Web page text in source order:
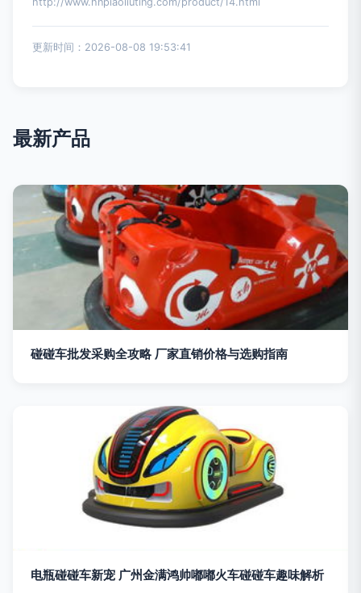
更新时间：2026-08-08 19:53:41
最新产品
碰碰车批发采购全攻略 厂家直销价格与选购指南
电瓶碰碰车新宠 广州金满鸿帅嘟嘟火车碰碰车趣味解析